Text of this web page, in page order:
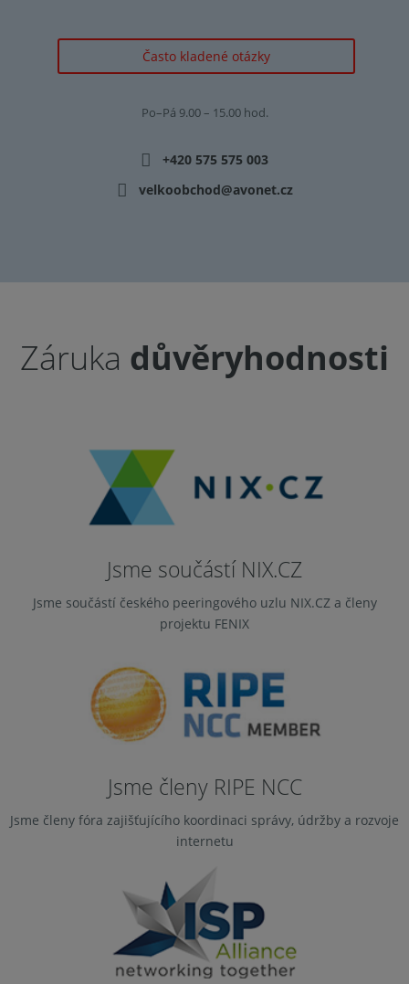
Často kladené otázky
Po–Pá 9.00 – 15.00 hod.
+420 575 575 003
velkoobchod@avonet.cz
Záruka důvěryhodnosti
Jsme součástí NIX.CZ
Jsme součástí českého peeringového uzlu NIX.CZ a členy
projektu FENIX
Jsme členy RIPE NCC
Jsme členy fóra zajišťujícího koordinaci správy, údržby a rozvoje
internetu